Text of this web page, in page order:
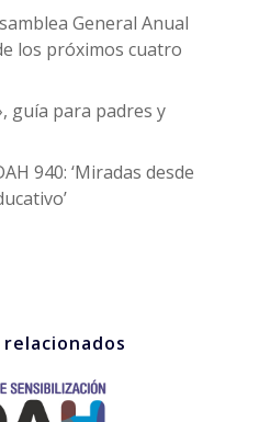
General Anual
los próximos cuatro
guía para padres y
940: ‘Miradas desde